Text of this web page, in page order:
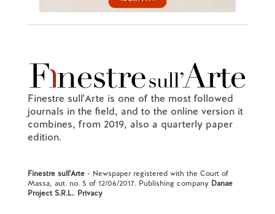
Finestre sull'Arte is one of the most followed
journals in the field, and to the online version it
combines, from 2019, also a quarterly paper
edition.
Finestre sull'Arte- Newspaper registered with the Court of
Massa, aut. no. 5 of 12/06/2017. Publishing company Danae
Project S.R.L.. Privacy